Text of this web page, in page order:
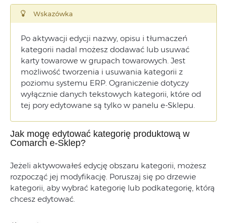
Wskazówka
Po aktywacji edycji nazwy, opisu i tłumaczeń
kategorii nadal możesz dodawać lub usuwać
kartytowarowe w grupach towarowych. Jest
możliwość tworzenia i usuwania kategorii z
poziomu systemu ERP. Ograniczenie dotyczy
wyłącznie danych tekstowych kategorii, które od
tej poryedytowane są tylko w panelu e-Sklepu.
Jak mogę edytować kategorię produktową w
Comarch e-Sklep?
Jeżeli aktywowałeś edycję obszaru kategorii, możesz
rozpocząć jej modyfikację. Poruszaj się po drzewie
kategorii, abywybrać kategorię lub podkategorię, którą
chcesz edytować.